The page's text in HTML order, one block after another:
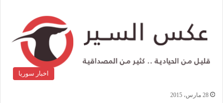
اخبار سوريا
28 مارس، 2015